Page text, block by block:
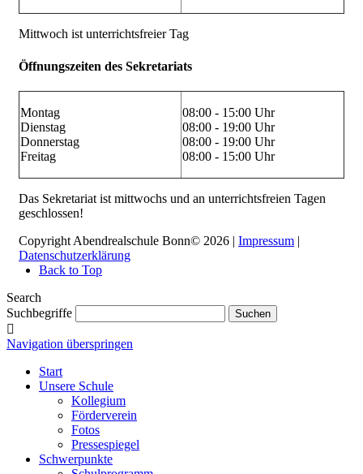
Mittwoch ist unterrichtsfreier Tag
Öffnungszeiten des Sekretariats
Montag
Dienstag
Donnerstag
Freitag
08:00 - 15:00 Uhr
08:00 - 19:00 Uhr
08:00 - 19:00 Uhr
08:00 - 15:00 Uhr
Das Sekretariat ist mittwochs und an unterrichtsfreien Tagen
geschlossen!
Copyright Abendrealschule Bonn© 2026 | Impressum |
Datenschutzerklärung
Back to Top
Search
Suchbegriffe
Suchen
Navigation überspringen
Start
Unsere Schule
Kollegium
Förderverein
Fotos
Pressespiegel
Schwerpunkte